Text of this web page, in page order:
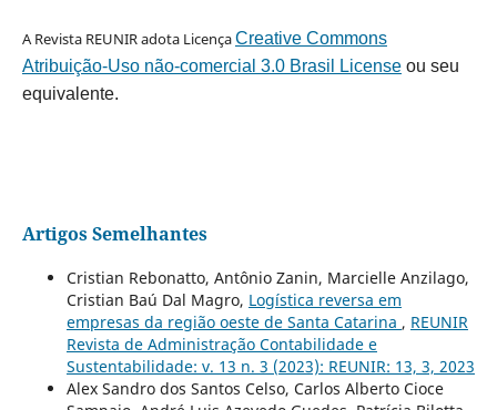
A Revista REUNIR adota LicençaCreative Commons
Atribuição-Uso não-comercial 3.0 Brasil Licenseou seu
equivalente.
Artigos Semelhantes
Cristian Rebonatto, Antônio Zanin, Marcielle Anzilago,
Cristian Baú Dal Magro, Logística reversa em
empresas da região oeste de Santa Catarina , REUNIR
Revista de Administração Contabilidade e
Sustentabilidade: v. 13 n. 3 (2023): REUNIR: 13, 3, 2023
Alex Sandro dos Santos Celso, Carlos Alberto Cioce